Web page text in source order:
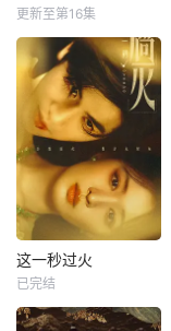
更新至第16集
这一秒过火
已完结